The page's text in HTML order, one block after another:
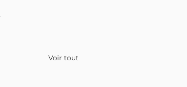
Voir tout